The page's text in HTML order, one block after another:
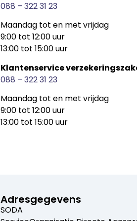
088 – 322 31 23
Maandag tot en met vrijdag
9:00 tot 12:00 uur
13:00 tot 15:00 uur
Klantenservice
088 – 322 31 23
Maandag tot en met vrijdag
9:00 tot 12:00 uur
13:00 tot 15:00 uur
Adresgegevens
SODA